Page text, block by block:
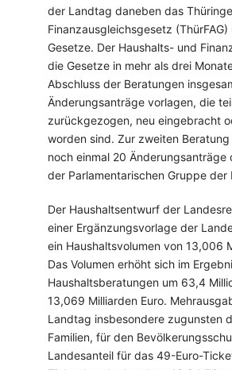
der Landtag daneben das
Finanzausgleichsgesetz
Gesetze. Der Haushalts- und
die Gesetze in mehr als drei
Abschluss der Beratungen
Änderungsanträge vorlagen, die
zurückgezogen, neu eingebracht
worden sind. Zur zweiten
noch einmal 20 Änderungsanträge
der Parlamentarischen Gruppe der
Der Haushaltsentwurf der
einer Ergänzungsvorlage der
ein Haushaltsvolumen von 13,006
Das Volumen erhöht sich im
Haushaltsberatungen um 63,4
13,069 Milliarden Euro.
Landtag insbesondere zugunsten
Familien, für den
Landesanteil für das 49-Euro-